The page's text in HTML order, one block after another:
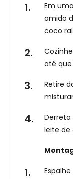
Em
amido
coco
até
Retire
leite de